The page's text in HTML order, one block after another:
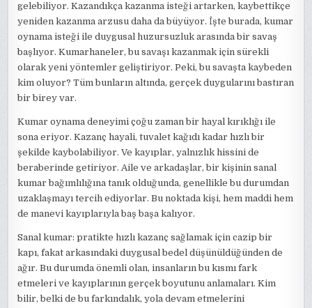
gelebiliyor. Kazandıkça kazanma isteği artarken, kaybettikçe
yeniden kazanma arzusu daha da büyüyor. İşte burada, kumar
oynama isteği ile duygusal huzursuzluk arasında bir savaş
başlıyor. Kumarhaneler, bu savaşı kazanmak için sürekli
olarak yeni yöntemler geliştiriyor. Peki, bu savaşta kaybeden
kim oluyor? Tüm bunların altında, gerçek duygularını bastıran
bir birey var.
Kumar oynama deneyimi çoğu zaman bir hayal kırıklığı ile
sona eriyor. Kazanç hayali, tuvalet kağıdı kadar hızlı bir
şekilde kaybolabiliyor. Ve kayıplar, yalnızlık hissini de
beraberinde getiriyor. Aile ve arkadaşlar, bir kişinin sanal
kumar bağımlılığına tanık olduğunda, genellikle bu durumdan
uzaklaşmayı tercih ediyorlar. Bu noktada kişi, hem maddi hem
de manevi kayıplarıyla baş başa kalıyor.
Sanal kumar: pratikte hızlı kazanç sağlamak için cazip bir
kapı, fakat arkasındaki duygusal bedel düşünüldüğünden de
ağır. Bu durumda önemli olan, insanların bu kısmı fark
etmeleri ve kayıplarının gerçek boyutunu anlamaları. Kim
bilir, belki de bu farkındalık, yola devam etmelerini